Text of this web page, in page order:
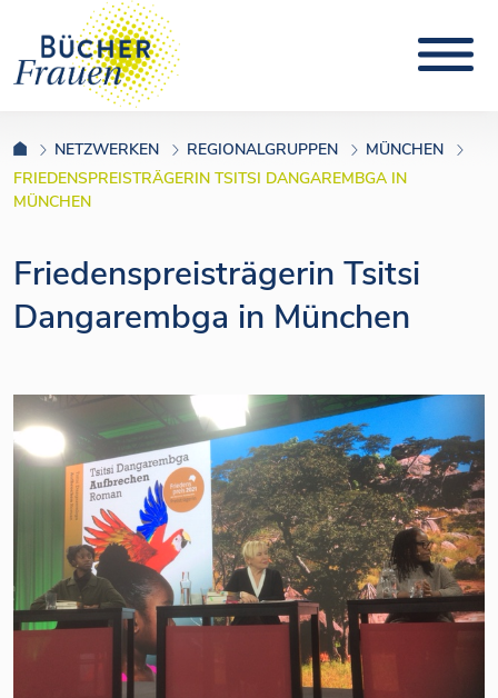
NETZWERKEN REGIONALGRUPPEN
MÜNCHEN
FRIEDENSPREISTRÄGERIN TSITSI DANGAREMBGA IN
MÜNCHEN
Friedenspreisträgerin Tsitsi
Dangarembga in München